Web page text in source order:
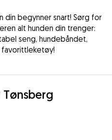
din begynner snart! Sørg for
alt hunden din trenger:
seng, hundebåndet,